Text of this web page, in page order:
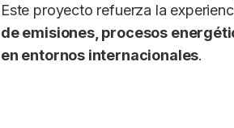
Este proyecto refuerza la
de emisiones, procesos
en entornos internacionales.